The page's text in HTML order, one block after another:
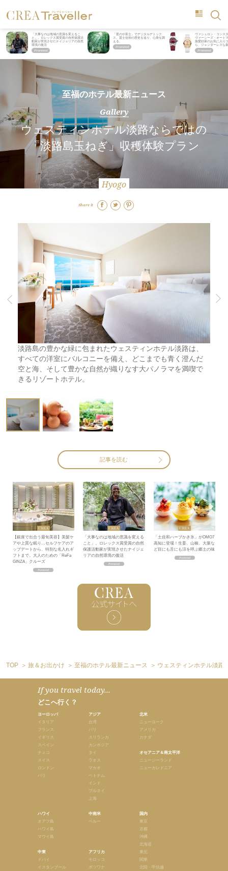
「大事なのは地域の意識を変えるこ
と」。ロレックス賞受賞の自然保護活
動家が実現させたナイジェリアの自然
環境の復活
「星のや富士」でデジタルデトック
ス。冨士信仰の歴史を辿り、心身を調
える。
ヴァシュロン・コンス
ヴァーシーズ・オート
旅愛好家のお気に入り
ら、ジェンダーレスな
至福のホテル最新ニュース
Gallery
ウェスティンホテル淡路ならではの
「淡路島玉ねぎ」収穫体験プラン
Hyogo
Share it
淡路島の豊かな緑に包まれたウェスティンホテル淡路は、
すべての洋室にバルコニーを備え、どこまでも青く澄んだ
空と海、そして豊かな自然が織りなす大パノラマを満喫で
きるリゾートホテル。
記事を読む
【銀座で出合う最旬美容】美髪ケ
アや上質な眠り…セルフケアのア
ップデートから、特別な名入れギ
フトまで。大人のための「ReFa
GINZA」クルーズ
「大事なのは地域の意識を変える
こと」。ロレックス賞受賞の自然
保護活動家が実現させたナイジェ
リアの自然環境の復活
「土佐和ハーブかき氷」がOMO7
高知に登場！生姜、山椒、大葉な
ど目にも舌にも涼を呼ぶ郷土の味
TOP 旅＆お出かけ 至福のホテル最新ニュース ウェスティンホテル淡路
If you travel today...
どこへ行く？
ヨーロッパ
イタリア
フランス
イギリス
スペイン
チェコ
スイス
ロンドン
パリ
ハワイ
オアフ島
ハワイ島
マウイ島
中東
ドバイ
イスタンブール
アジア
台湾
バリ
スリランカ
カンボジア
タイ
ラオス
マカオ
ベトナム
インド
ブルネイ
上海
中南米
ペルー
アフリカ
モロッコ
ボツワナ
北米
ニューヨーク
アメリカ
カナダ
オセアニア＆南太平洋
ニュージーランド
ニューカレドニア
国内
東京
京都
沖縄
北海道
東北
関東
北陸・甲信越